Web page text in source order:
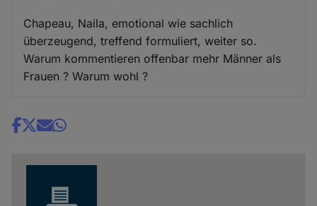
Chapeau, Naila, emotional wie sachlich
überzeugend, treffend formuliert, weiter so.
Warum kommentieren offenbar mehr Männer als
Frauen ? Warum wohl ?
Share